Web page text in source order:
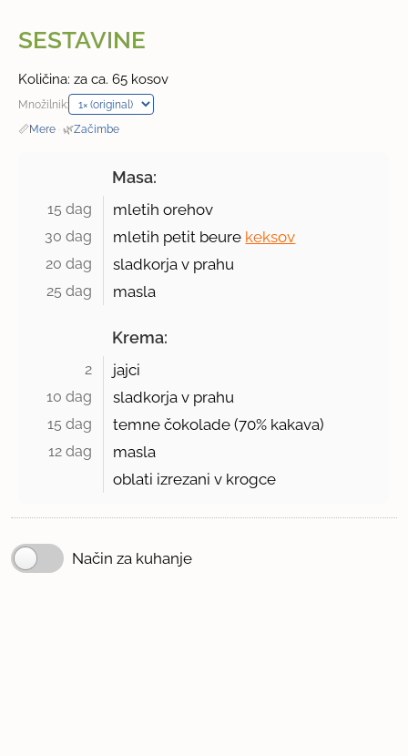
SESTAVINE
Količina: za ca. 65 kosov
Množilnik:
📏Mere · 🌿Začimbe
Masa:
15 dag mletih orehov
30 dag mletih petit beure keksov
20 dag sladkorja v prahu
25 dag masla
Krema:
2 jajci
10 dag sladkorja v prahu
15 dag temne čokolade (70% kakava)
12 dag
masla
oblati izrezani v krogce
Način za kuhanje